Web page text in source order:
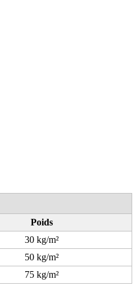
Poids
30 kg/m²
50 kg/m²
75 kg/m²